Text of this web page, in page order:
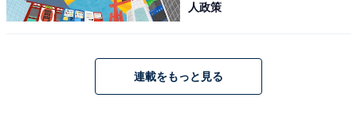
人政策
連載をもっと見る